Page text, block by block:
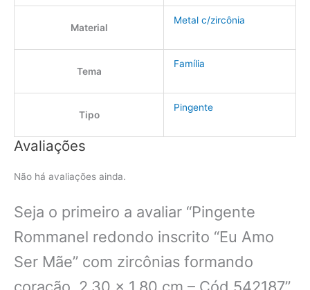
Material
Metal c/zircônia
Tema
Família
Tipo
Pingente
Avaliações
Não há avaliações ainda.
Seja o primeiro a avaliar “Pingente
Rommanel redondo inscrito “Eu Amo
Ser Mãe” com zircônias formando